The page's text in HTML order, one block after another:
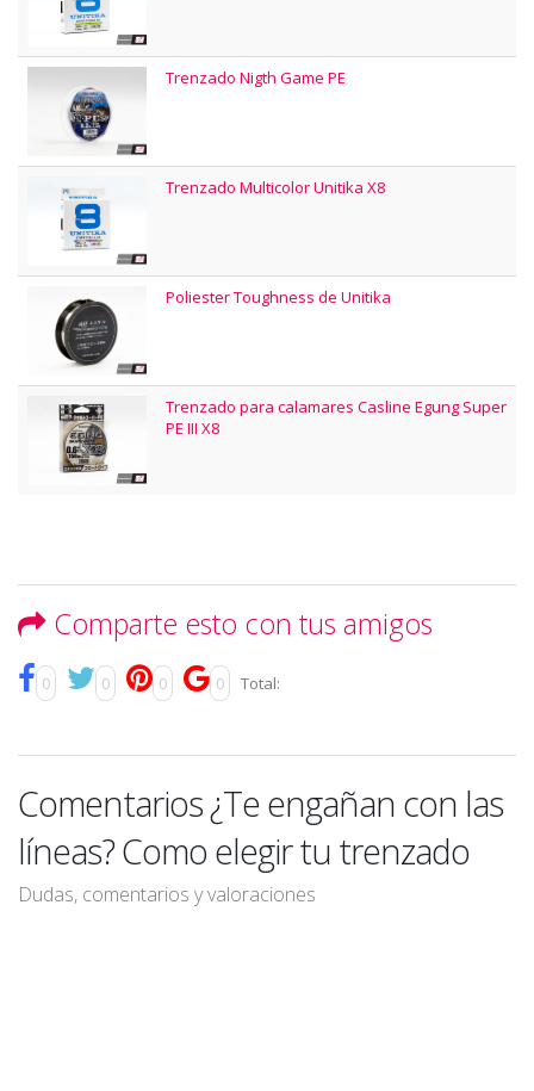
Trenzado Nigth Game PE
Trenzado Multicolor Unitika X8
Poliester Toughness de Unitika
Trenzado para calamares Casline Egung Super
PE III X8
Comparte esto con tus amigos
0 0 0 0 Total:
Comentarios ¿Te engañan con las
líneas? Como elegir tu trenzado
Dudas, comentarios y valoraciones